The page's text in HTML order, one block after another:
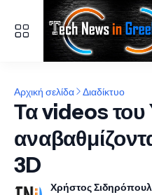
Αρχική σελίδα Διαδίκτυο
Τα videos
3D
Χρήστος